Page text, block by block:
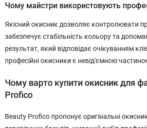
Чому майстри використовують
Якісний окисник дозволяє контролювати
забезпечує стабільність кольору та
результат, який відповідає очікуванням
професійні окисники є невід'ємною
Чому варто купити окисник для
Profico
Beauty Profico пропонує оригінальні